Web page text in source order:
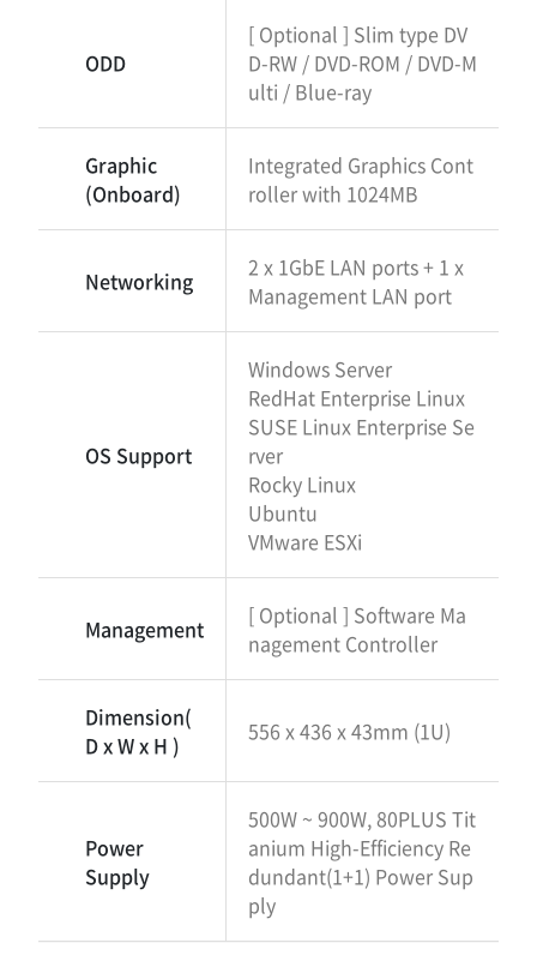
ODD
[ Optional ] Slim type DV
D-RW / DVD-ROM / DVD-M
ulti / Blue-ray
Graphic
(Onboard)
Integrated Graphics Cont
roller with 1024MB
Networking
2 x 1GbE LAN ports + 1 x
Management LAN port
OS Support
Windows Server
RedHat Enterprise Linux
SUSE Linux Enterprise Se
rver
Rocky Linux
Ubuntu
VMware ESXi
Management
[ Optional ] Software Ma
nagement Controller
Dimension(
D x W x H )
556 x 436 x 43mm (1U)
Power
Supply
500W ~ 900W, 80PLUS Tit
anium High-Efficiency Re
dundant(1+1) Power Sup
ply